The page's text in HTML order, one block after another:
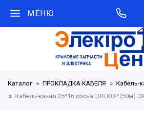
МЕНЮ
Каталог ПРОКЛАДКА КАБЕЛЯ Кабель-
Кабель-канал 25*16 сосна ЭЛЕКОР (50м)